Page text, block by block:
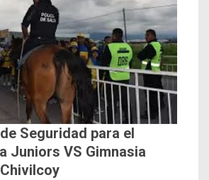
Seguridad para el
Juniors VS Gimnasia